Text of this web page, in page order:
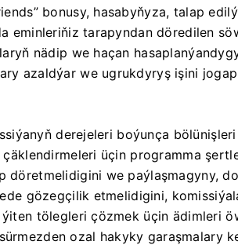
bonusy, hasabyňyza, talap
eminleriňiz tarapyndan döredilen
nädip we haçan
azaldýar we ugrukdyryş işini
derejeleri boýunça
üçin programma
döretmelidigini we paýlaşmagyny,
gözegçilik etmelidigini,
tölegleri çözmek üçin ädimleri
ozal hakyky garaşmalary